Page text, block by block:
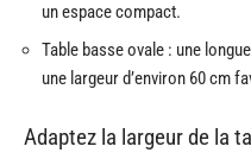
un espace compact.
Table basse ovale : une
une largeur d’environ 60 cm
Adaptez la largeur de la